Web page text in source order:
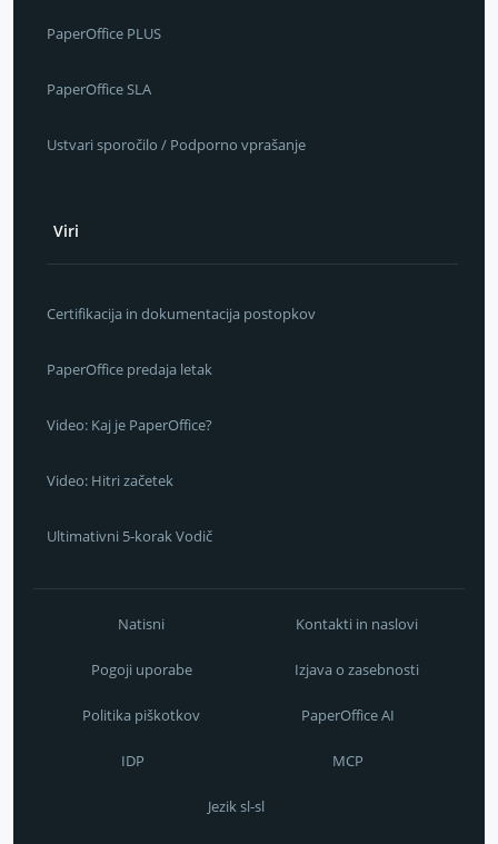
PaperOffice PLUS
PaperOffice SLA
Ustvari sporočilo / Podporno vprašanje
Viri
Certifikacija in dokumentacija postopkov
PaperOffice predaja letak
Video: Kaj je PaperOffice?
Video: Hitri začetek
Ultimativni 5-korak Vodič
Natisni Kontakti in naslovi
Pogoji uporabe Izjava o zasebnosti
Politika piškotkov PaperOffice AI
IDP MCP
Jezik sl-sl